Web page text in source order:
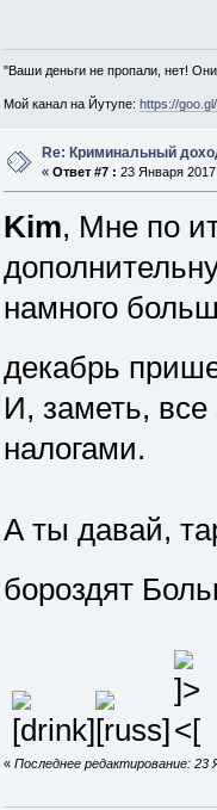
"Ваши деньги не пропали, нет!
Мой канал на Йутупе: https://
Re: Криминальный
« Ответ #7 : 23 Января
Kim, Мне по
намного
декабрь
И, заметь, все
налогами.
А ты давай,
бороздят
« Последнее редактирование: 23